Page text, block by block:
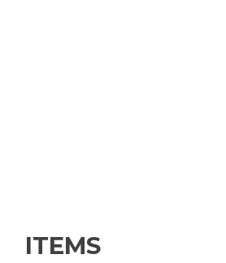
ITEMS